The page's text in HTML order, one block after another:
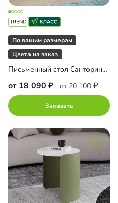
По вашим размерам
Цвета на заказ
Письменный стол Санторини Лайф
от 18 090 от 20 100
Заказать